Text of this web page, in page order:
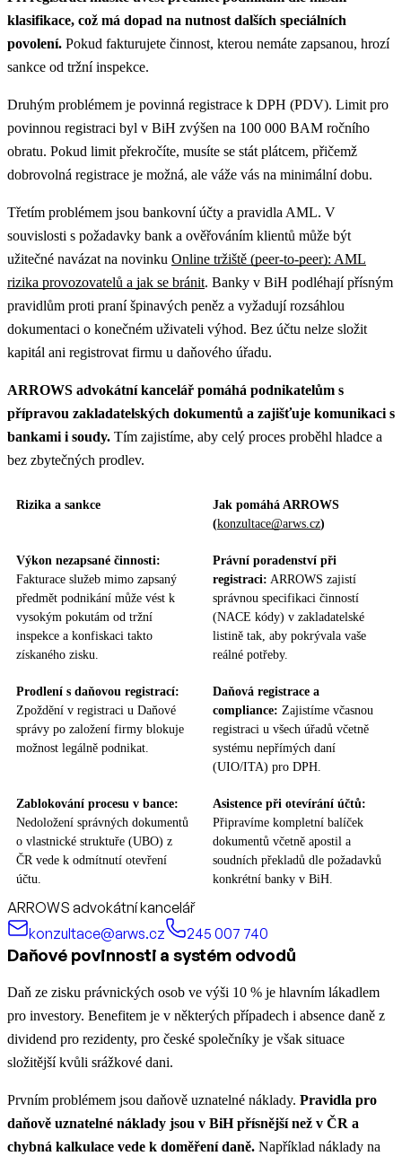
klasifikace, což má dopad na nutnost dalších speciálních
povolení. Pokud fakturujete činnost, kterou nemáte zapsanou, hrozí
sankce od tržní inspekce.
Druhým problémem je povinná registrace k DPH (PDV). Limit pro
povinnou registraci byl v BiH zvýšen na 100 000 BAM ročního
obratu. Pokud limit překročíte, musíte se stát plátcem, přičemž
dobrovolná registrace je možná, ale váže vás na minimální dobu.
Třetím problémem jsou bankovní účty a pravidla AML. V
souvislosti s požadavky bank a ověřováním klientů může být
užitečné navázat na novinku Online tržiště (peer-to-peer): AML
rizika provozovatelů a jak se bránit. Banky v BiH podléhají přísným
pravidlům proti praní špinavých peněz a vyžadují rozsáhlou
dokumentaci o konečném uživateli výhod. Bez účtu nelze složit
kapitál ani registrovat firmu u daňového úřadu.
ARROWS advokátní kancelář pomáhá podnikatelům s
přípravou zakladatelských dokumentů a zajišťuje komunikaci s
bankami i soudy. Tím zajistíme, aby celý proces proběhl hladce a
bez zbytečných prodlev.
Rizika a sankce
Jak pomáhá ARROWS
(konzultace@arws.cz)
Výkon nezapsané činnosti:
Fakturace služeb mimo zapsaný
předmět podnikání může vést k
vysokým pokutám od tržní
inspekce a konfiskaci takto
získaného zisku.
Právní poradenství při
registraci: ARROWS zajistí
správnou specifikaci činností
(NACE kódy) v zakladatelské
listině tak, aby pokrývala vaše
reálné potřeby.
Prodlení s daňovou registrací:
Zpoždění v registraci u Daňové
správy po založení firmy blokuje
možnost legálně podnikat.
Daňová registrace a
compliance: Zajistíme včasnou
registraci u všech úřadů včetně
systému nepřímých daní
(UIO/ITA) pro DPH.
Zablokování procesu v bance:
Nedoložení správných dokumentů
o vlastnické struktuře (UBO) z
ČR vede k odmítnutí otevření
účtu.
Asistence při otevírání účtů:
Připravíme kompletní balíček
dokumentů včetně apostil a
soudních překladů dle požadavků
konkrétní banky v BiH.
ARROWS advokátní kancelář
konzultace@arws.cz
245 007 740
Daňové povinnosti a systém odvodů
Daň ze zisku právnických osob ve výši 10 % je hlavním lákadlem
pro investory. Benefitem je v některých případech i absence daně z
dividend pro rezidenty, pro české společníky je však situace
složitější kvůli srážkové dani.
Prvním problémem jsou daňově uznatelné náklady. Pravidla pro
daňově uznatelné náklady jsou v BiH přísnější než v ČR a
chybná kalkulace vede k doměření daně. Například náklady na